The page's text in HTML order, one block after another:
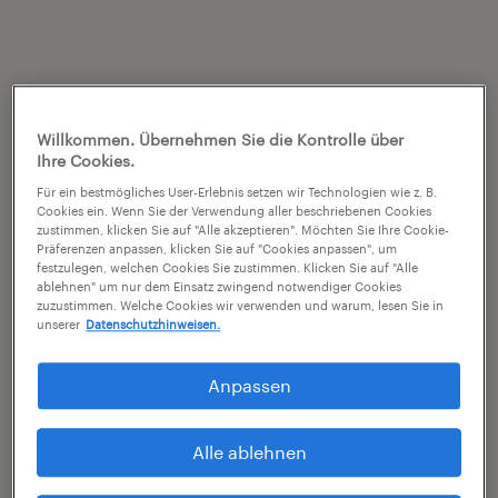
Willkommen. Übernehmen Sie die Kontrolle über
Ihre Cookies.
Für ein bestmögliches User-Erlebnis setzen wir Technologien wie z. B.
Cookies ein. Wenn Sie der Verwendung aller beschriebenen Cookies
zustimmen, klicken Sie auf "Alle akzeptieren". Möchten Sie Ihre Cookie-
Präferenzen anpassen, klicken Sie auf "Cookies anpassen", um
festzulegen, welchen Cookies Sie zustimmen. Klicken Sie auf "Alle
ablehnen" um nur dem Einsatz zwingend notwendiger Cookies
zuzustimmen. Welche Cookies wir verwenden und warum, lesen Sie in
unserer Datenschutzhinweisen.
Anpassen
Alle ablehnen